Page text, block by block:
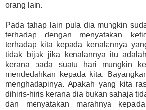
orang lain.
Pada tahap lain pula dia mungkin
terhadap dengan menyatakan
terhadap kita kepada kenalannya
tidak bijak jika kenalannya itu
kerana pada suatu hari mungkin
mendedahkan kepada kita.
menghadapinya. Apakah yang kita
dihiris-hiris kerana dia bukan sahaja
dan menyatakan marahnya